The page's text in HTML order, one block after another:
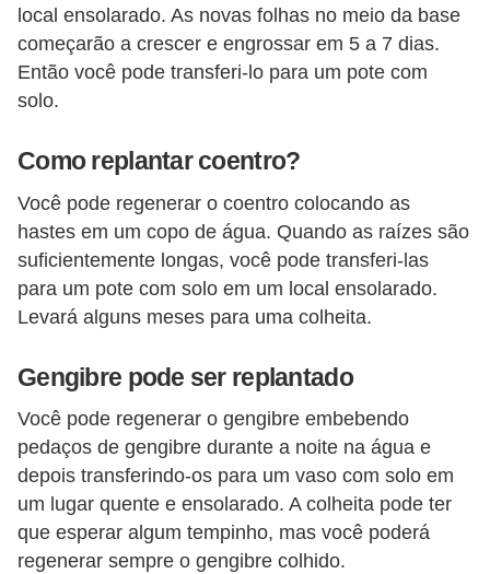
local ensolarado. As novas folhas no meio da base
começarão a crescer e engrossar em 5 a 7 dias.
Então você pode transferi-lo para um pote com
solo.
Como replantar coentro?
Você pode regenerar o coentro colocando as
hastes em um copo de água. Quando as raízes são
suficientemente longas, você pode transferi-las
para um pote com solo em um local ensolarado.
Levará alguns meses para uma colheita.
Gengibre pode ser replantado
Você pode regenerar o gengibre embebendo
pedaços de gengibre durante a noite na água e
depois transferindo-os para um vaso com solo em
um lugar quente e ensolarado. A colheita pode ter
que esperar algum tempinho, mas você poderá
regenerar sempre o gengibre colhido.